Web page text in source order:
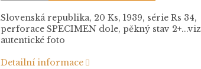
Slovenská republika, 20 Ks, 1939, série Rs 34,
perforace SPECIMEN dole, pěkný stav 2+...viz
autentické foto
Detailní informace